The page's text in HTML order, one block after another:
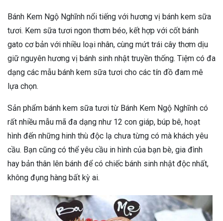
Bánh Kem Ngộ Nghĩnh nổi tiếng với hương vị bánh kem sữa
tươi. Kem sữa tươi ngon thơm béo, kết hợp với cốt bánh
gato cơ bản với nhiều loại nhân, cùng mứt trái cây thơm dịu
giữ nguyên hương vị bánh sinh nhật truyền thống. Tiệm có đa
dạng các mẫu bánh kem sữa tươi cho các tín đồ đam mê
lựa chọn.
Sản phẩm bánh kem sữa tươi từ Bánh Kem Ngộ Nghĩnh có
rất nhiều mẫu mã đa dạng như 12 con giáp, búp bê, hoạt
hình đến những hinh thù độc lạ chưa từng có mà khách yêu
cầu. Bạn cũng có thể yêu cầu in hình của bạn bè, gia đình
hay bản thân lên bánh để có chiếc bánh sinh nhật độc nhất,
không đụng hàng bất kỳ ai.